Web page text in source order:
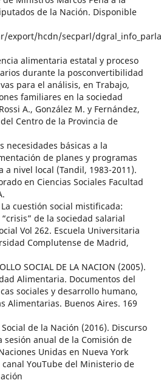
de la Nación. Disponible
export/hcdn/secparl/
alimentaria estatal y proceso
durante la posconvertibilidad
para el análisis, en Trabajo,
familiares en la sociedad
A., González M. y Fernández,
Centro de la Provincia de
necesidades básicas a la
de planes y programas
nivel local (Tandil, 1983-2011).
en Ciencias Sociales Facultad
La cuestión social mistificada:
de la sociedad salarial
Vol 262. Escuela Universitaria
Complutense de Madrid,
SOCIAL DE LA NACION (2005).
Alimentaria. Documentos del
sociales y desarrollo humano,
Alimentarias. Buenos Aires. 169
de la Nación (2016). Discurso
sesión anual de la Comisión de
Unidas en Nueva York
canal YouTube del Ministerio de